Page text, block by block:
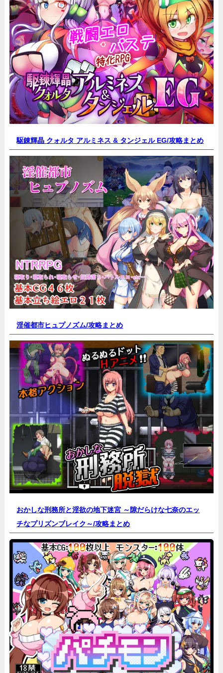
駆錬輝晶 クォルタ アルミネス & タンジェル EG/攻略まとめ
淫催都市ヒュプノズム/攻略まとめ
おかしな刑務所と淫欲の地下迷宮 ～隙だらけな七奈のエッ
チなプリズンブレイク～/攻略まとめ